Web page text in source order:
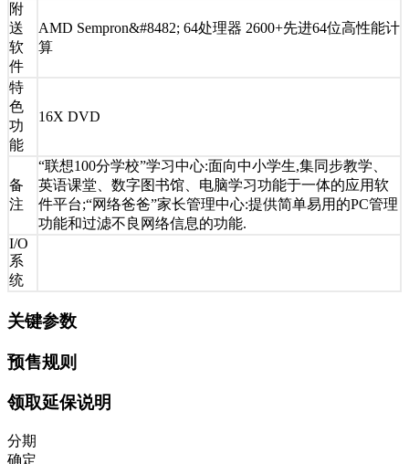
附
送
软
件
AMD Sempron&#8482; 64处理器 2600+先进64位高性能计
算
特
色
功
能
16X DVD
备
注
“联想100分学校”学习中心:面向中小学生,集同步教学、
英语课堂、数字图书馆、电脑学习功能于一体的应用软
件平台;“网络爸爸”家长管理中心:提供简单易用的PC管理
功能和过滤不良网络信息的功能.
I/O
系
统
关键参数
预售规则
领取延保说明
分期
确定